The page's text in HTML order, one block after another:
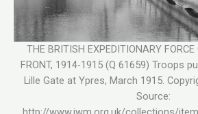
THE BRITISH EXPEDITIONARY FORCE
FRONT, 1914-1915 (Q 61659) Troops
Lille Gate at Ypres, March 1915.
Source: